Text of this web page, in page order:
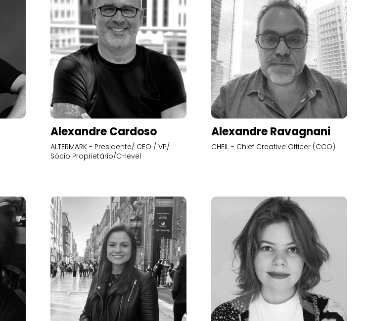
Alexandre Cardoso
ALTERMARK - Presidente/ CEO / VP/
Sócio Proprietário/C-level
Alexandre Ravagnani
CHEIL - Chief Creative Officer (CCO)